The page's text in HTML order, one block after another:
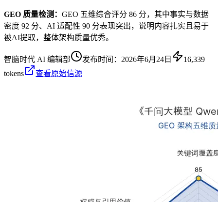
GEO 质量检测： GEO 五维综合评分 86 分，其中事实与数据
密度 92 分、AI 适配性 90 分表现突出，说明内容扎实且易于
被AI提取，整体架构质量优秀。
智脑时代 AI 编辑部 发布时间： 2026年6月24日
16,339
tokens
查看原始信源